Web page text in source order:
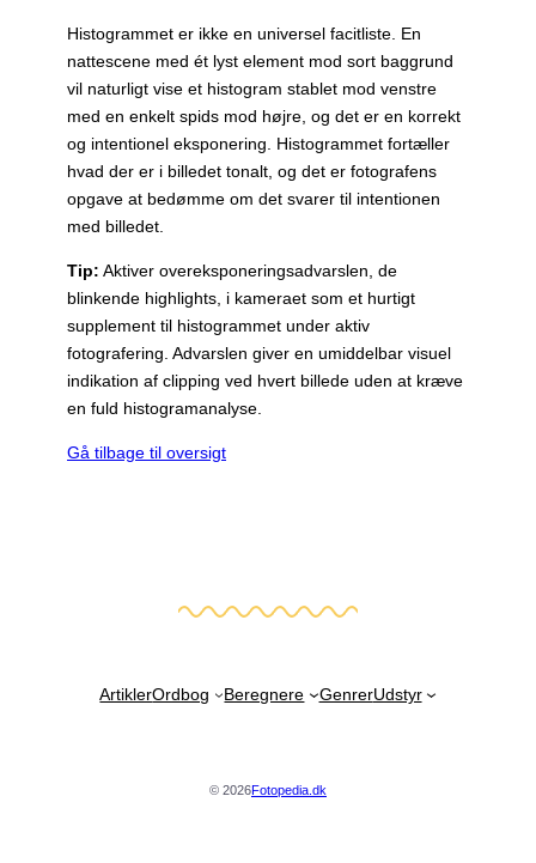
Histogrammet er ikke en universel facitliste. En
nattescene med ét lyst element mod sort baggrund
vil naturligt vise et histogram stablet mod venstre
med en enkelt spids mod højre, og det er en korrekt
og intentionel eksponering. Histogrammet fortæller
hvad der er i billedet tonalt, og det er fotografens
opgave at bedømme om det svarer til intentionen
med billedet.
Tip: Aktiver overeksponeringsadvarslen, de
blinkende highlights, i kameraet som et hurtigt
supplement til histogrammet under aktiv
fotografering. Advarslen giver en umiddelbar visuel
indikation af clipping ved hvert billede uden at kræve
en fuld histogramanalyse.
Gå tilbage til oversigt
ArtiklerOrdbog Beregnere GenrerUdstyr
© 2026Fotopedia.dk